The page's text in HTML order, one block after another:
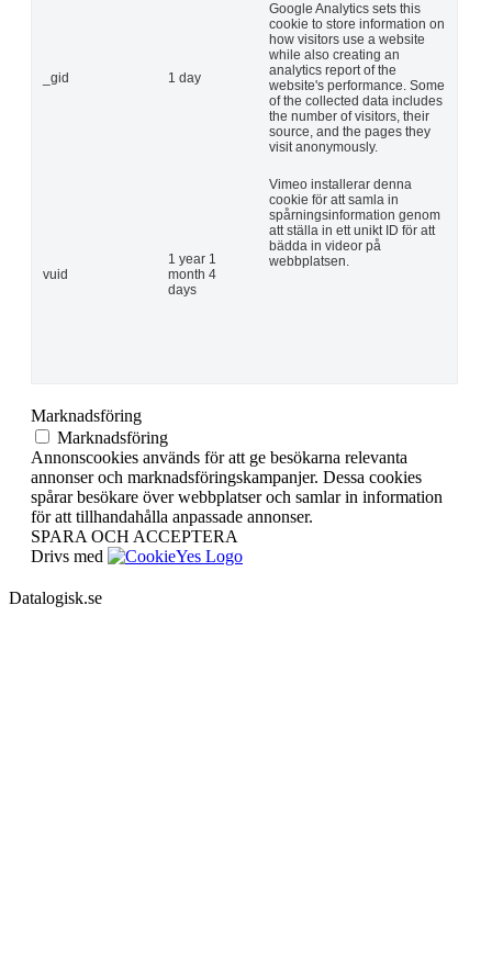
_gid 1 day
Google Analytics sets this
cookie to store information on
how visitors use a website
while also creating an
analytics report of the
website's performance. Some
of the collected data includes
the number of visitors, their
source, and the pages they
visit anonymously.
vuid
1 year 1
month 4
days
Vimeo installerar denna
cookie för att samla in
spårningsinformation genom
att ställa in ett unikt ID för att
bädda in videor på
webbplatsen.
Marknadsföring
Marknadsföring
Annonscookies används för att ge besökarna relevanta
annonser och marknadsföringskampanjer. Dessa cookies
spårar besökare över webbplatser och samlar in information
för att tillhandahålla anpassade annonser.
SPARA OCH ACCEPTERA
Drivs med
Datalogisk.se